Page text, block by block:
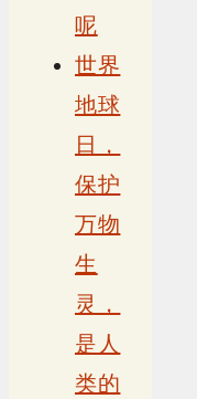
呢
世界
地球
日，
保护
万物
生
灵，
是人
类的